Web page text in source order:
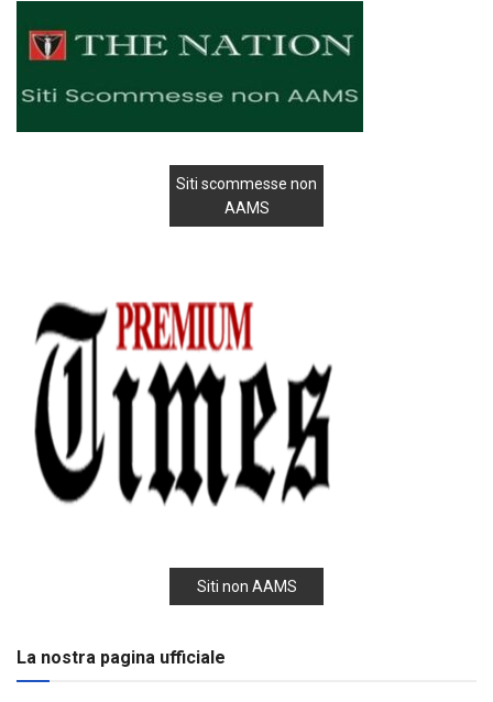
Siti scommesse non
AAMS
Siti non AAMS
La nostra pagina ufficiale